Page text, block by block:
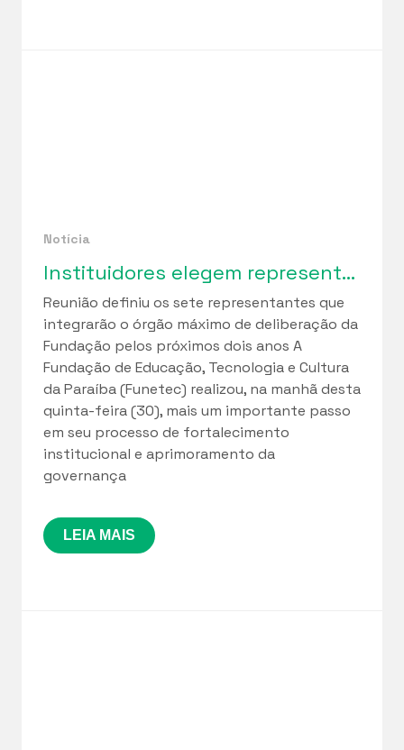
Notícia
Instituidores elegem representantes para o Conselho Curador da Funetec em marco de fortalecimento da governança institucional
Reunião definiu os sete representantes que
integrarão o órgão máximo de deliberação da
Fundação pelos próximos dois anos A
Fundação de Educação, Tecnologia e Cultura
da Paraíba (Funetec) realizou, na manhã desta
quinta-feira (30), mais um importante passo
em seu processo de fortalecimento
institucional e aprimoramento da
governança
LEIA MAIS